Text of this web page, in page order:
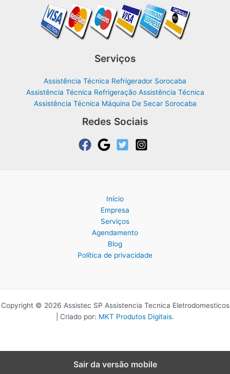
Serviços
Assistência Técnica Refrigerador Sorocaba
Assistência Técnica Refrigeração Assistência Técnica
Assistência Técnica Máquina De Secar Sorocaba
Redes Sociais
Início
Empresa
Serviços
Agendamento
Blog
Política de privacidade
Copyright © 2026 Assistec SP Assistencia Tecnica Eletrodomesticos
| Criado por: MKT Produtos Digitais.
Sair da versão mobile